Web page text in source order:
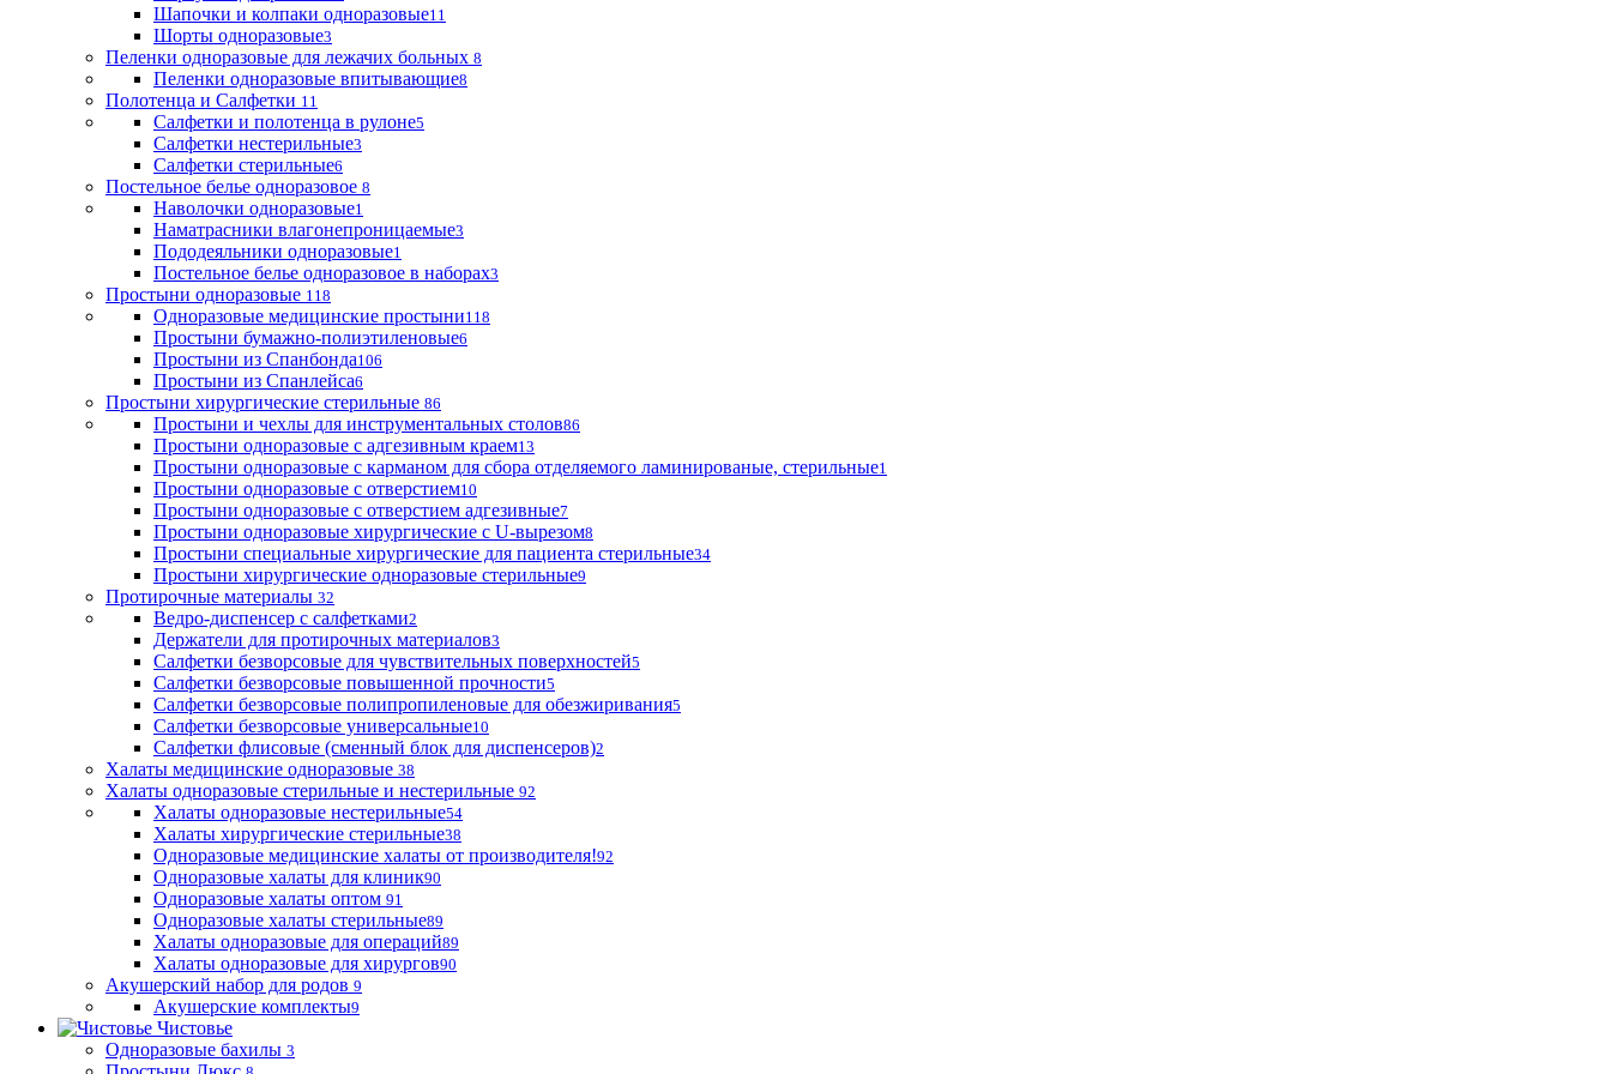
Шапочки и колпаки одноразовые11
Шорты одноразовые3
Пеленки одноразовые для лежачих больных 8
Пеленки одноразовые впитывающие8
Полотенца и Салфетки 11
Салфетки и полотенца в рулоне5
Салфетки нестерильные3
Салфетки стерильные6
Постельное белье одноразовое 8
Наволочки одноразовые1
Наматрасники влагонепроницаемые3
Пододеяльники одноразовые1
Постельное белье одноразовое в наборах3
Простыни одноразовые 118
Одноразовые медицинские простыни118
Простыни бумажно-полиэтиленовые6
Простыни из Спанбонда106
Простыни из Спанлейса6
Простыни хирургические стерильные 86
Простыни и чехлы для инструментальных столов86
Простыни одноразовые с адгезивным краем13
Простыни одноразовые с карманом для сбора отделяемого ламинированые, стерильные1
Простыни одноразовые с отверстием10
Простыни одноразовые с отверстием адгезивные7
Простыни одноразовые хирургические с U-вырезом8
Простыни специальные хирургические для пациента стерильные34
Простыни хирургические одноразовые стерильные9
Протирочные материалы 32
Ведро-диспенсер с салфетками2
Держатели для протирочных материалов3
Салфетки безворсовые для чувствительных поверхностей5
Салфетки безворсовые повышенной прочности5
Салфетки безворсовые полипропиленовые для обезжиривания5
Салфетки безворсовые универсальные10
Салфетки флисовые (сменный блок для диспенсеров)2
Халаты медицинские одноразовые 38
Халаты одноразовые стерильные и нестерильные 92
Халаты одноразовые нестерильные54
Халаты хирургические стерильные38
Одноразовые медицинские халаты от производителя!92
Одноразовые халаты для клиник90
Одноразовые халаты оптом 91
Одноразовые халаты стерильные89
Халаты одноразовые для операций89
Халаты одноразовые для хирургов90
Акушерский набор для родов 9
Акушерские комплекты9
Чистовье
Одноразовые бахилы 3